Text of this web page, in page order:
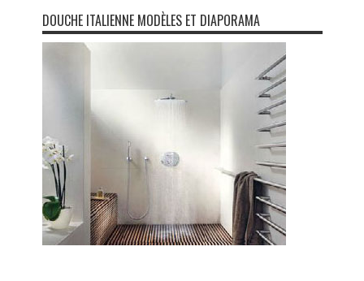
DOUCHE ITALIENNE MODÈLES ET DIAPORAMA